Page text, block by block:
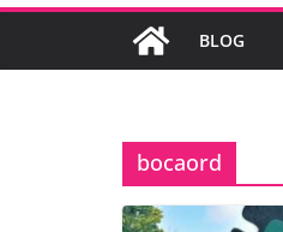
BLOG
bocaord